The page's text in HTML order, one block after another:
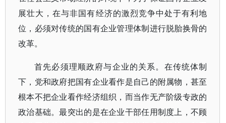
展壮大，在与非国有经济的激烈竞争中处于有利地
位，必须对传统的国有企业管理体制进行脱胎换骨的
改革。
首先必须理顺政府与企业的关系。在传统体制
下，党和政府把国有企业看作是自己的附属物，甚至
根本不把企业看作经济组织，而当作无产阶级专政的
政治基础。最突出的是在企业干部任用制度上，不顾